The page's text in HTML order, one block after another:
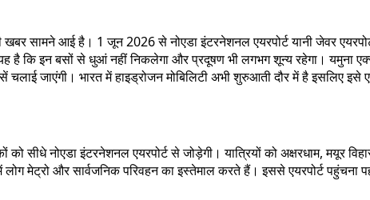
सामने आई है। 1 जून 2026 से नोएडा इंटरनेशनल एयरपोर्ट यानी जेवर
यह है कि इन बसों से धुआं नहीं निकलेगा और प्रदूषण भी लगभग शून्य रहेगा। यमुना
जाएंगी। भारत में हाइड्रोजन मोबिलिटी अभी शुरुआती दौर में है इसलिए
सीधे नोएडा इंटरनेशनल एयरपोर्ट से जोड़ेगी। यात्रियों को अक्षरधाम, मयूर
मेट्रो और सार्वजनिक परिवहन का इस्तेमाल करते हैं। इससे एयरपोर्ट